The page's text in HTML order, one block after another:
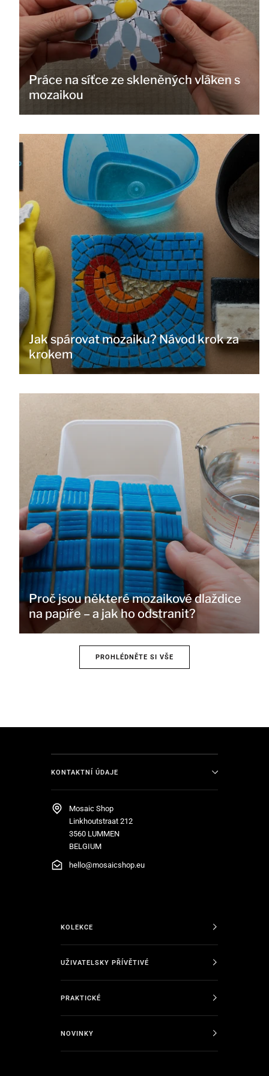
Práce na síťce ze skleněných vláken s
mozaikou
Jak spárovat mozaiku? Návod krok za
krokem
Proč jsou některé mozaikové dlaždice
na papíře – a jak ho odstranit?
PROHLÉDNĚTE SI VŠE
KONTAKTNÍ ÚDAJE
Mosaic Shop
Linkhoutstraat 212
3560 LUMMEN
BELGIUM
hello@mosaicshop.eu
KOLEKCE
UŽIVATELSKY PŘÍVĚTIVÉ
PRAKTICKÉ
NOVINKY